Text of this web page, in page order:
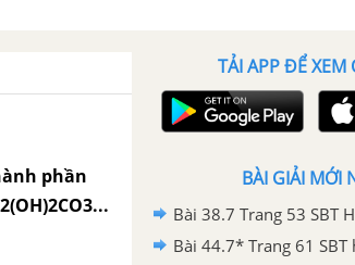
phần
TẢI APP ĐỂ XEM
BÀI GIẢI MỚI
Bài 38.7 Trang 53 SBT
Bài 44.7* Trang 61 SBT